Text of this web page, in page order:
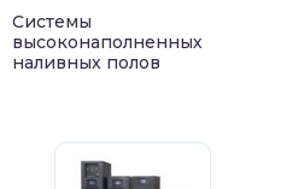
Системы
высоконаполненных
наливных полов